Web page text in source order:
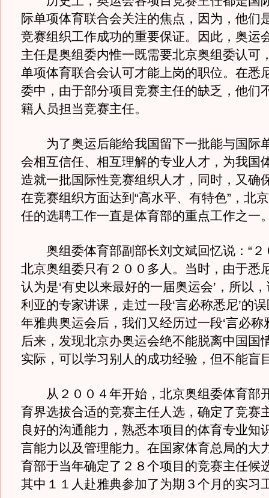
际单项体育联合会关注的焦点，因为，他们
竞赛组织工作成功的重要保证。因此，奥运
主任是奥组委内惟一既需要北京奥组委认可
单项体育联合会认可才能上岗的职位。在悉
委中，由于部分项目竞赛主任的缺乏，他们
籍人员担当竞赛主任。
为了奥运后能给我国留下一批能与国际
会相互信任、相互理解的专业人才，为我国
造就一批国际性竞赛组织人才，同时，又确
在竞赛组织方面达到“高水平、有特色”，北
任的选聘工作一直是体育部的重点工作之一
奥组委体育部副部长刘文斌回忆说：“２
北京奥组委只有２００多人。当时，由于悉
认为是‘有史以来最好的一届奥运会’，所以
利亚的专家讲课，走过一段‘言必称悉尼’的
年雅典奥运会后，我们又经历过一段‘言必称
后来，发现北京办奥运会绝不能脱离中国国
实际，可以学习别人的成功经验，但不能盲
从２００４年开始，北京奥组委体育部
育界选拔合适的竞赛主任人选，确定了竞赛
良好的沟通能力，熟悉本项目的体育专业知
言能力以及管理能力。在国家体育总局的大
育部于当年确定了２８个项目的竞赛主任候
其中１１人赴雅典参加了为期３个月的实习